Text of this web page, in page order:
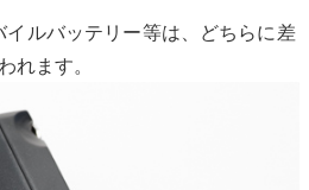
ルバッテリー等は、どちらに差
れます。